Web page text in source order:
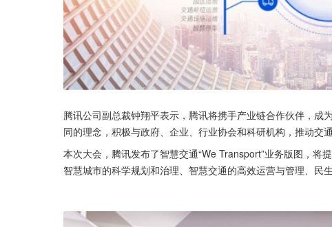
腾讯公司副总裁钟翔平表示，腾讯将携手产业链合作伙伴，
同的理念，积极与政府、企业、行业协会和科研机构，推动交
本次大会，腾讯发布了智慧交通“We Transport”业务版图，
智慧城市的科学规划和治理、智慧交通的高效运营与管理、民